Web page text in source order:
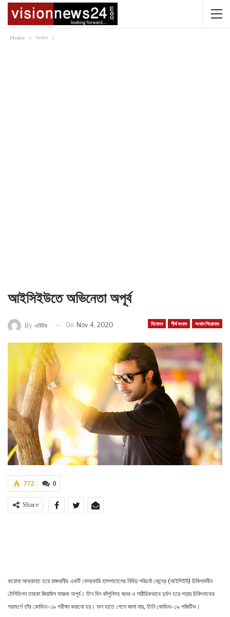
Home বিনোদন
আইসিইউতে অভিনেতা অপূর্ব
বিনোদন শীর্ষ সংবাদ সংবাদ শিরোনাম
By এডিটর On Nov 4, 2020
0
772
Share
করোনা আক্রান্ত হয়ে রাজধানীর একটি বেসরকারি হাসপাতালের নিবিড় পরিচর্যা কেন্দ্রে (আইসিইউ) চিকিৎসাধীন
টেলিভিশন তারকা জিয়াউল ফারুক অপূর্ব। তিন দিন কাঁপুনিসহ জ্বর ও শারীরিকভাবে দুর্বল হয়ে পড়ায় চিকিৎসকের
পরামর্শে তাঁর কোভিড-১৯ পরীক্ষা করানো হয়। ফল হাতে পেলে জানা যায়, তিনি কোভিড-১৯ পজিটিভ।